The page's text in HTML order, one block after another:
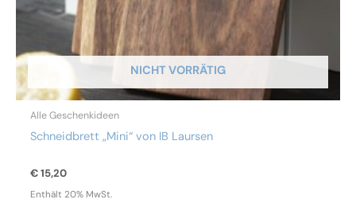
NICHT VORRÄTIG
Alle Geschenkideen
Schneidbrett „Mini“ von IB Laursen
€15,20
Enthält 20% MwSt.